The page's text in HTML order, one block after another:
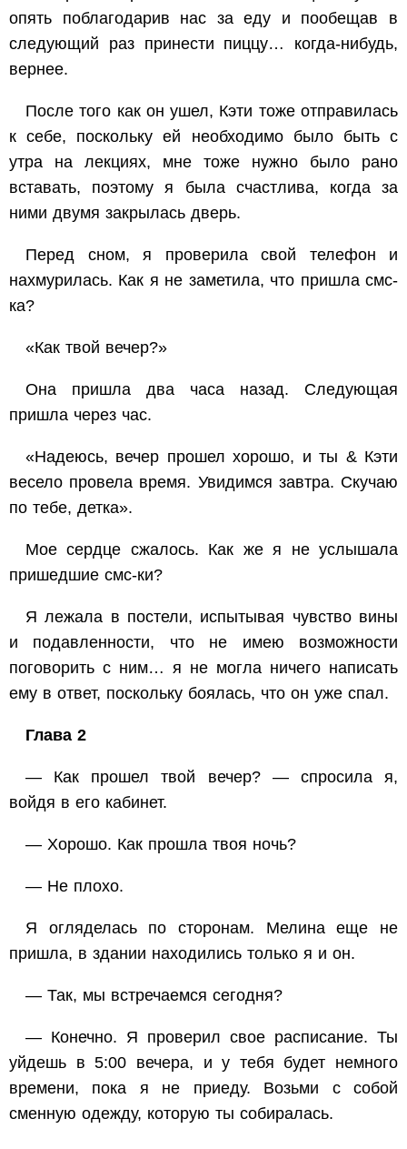
опять поблагодарив нас за еду и пообещав в
следующий раз принести пиццу… когда-нибудь,
вернее.
После того как он ушел, Кэти тоже отправилась
к себе, поскольку ей необходимо было быть с
утра на лекциях, мне тоже нужно было рано
вставать, поэтому я была счастлива, когда за
ними двумя закрылась дверь.
Перед сном, я проверила свой телефон и
нахмурилась. Как я не заметила, что пришла смс-
ка?
«Как твой вечер?»
Она пришла два часа назад. Следующая
пришла через час.
«Надеюсь, вечер прошел хорошо, и ты & Кэти
весело провела время. Увидимся завтра. Скучаю
по тебе, детка».
Мое сердце сжалось. Как же я не услышала
пришедшие смс-ки?
Я лежала в постели, испытывая чувство вины
и подавленности, что не имею возможности
поговорить с ним… я не могла ничего написать
ему в ответ, поскольку боялась, что он уже спал.
Глава 2
— Как прошел твой вечер? — спросила я,
войдя в его кабинет.
— Хорошо. Как прошла твоя ночь?
— Не плохо.
Я огляделась по сторонам. Мелина еще не
пришла, в здании находились только я и он.
— Так, мы встречаемся сегодня?
— Конечно. Я проверил свое расписание. Ты
уйдешь в 5:00 вечера, и у тебя будет немного
времени, пока я не приеду. Возьми с собой
сменную одежду, которую ты собиралась.